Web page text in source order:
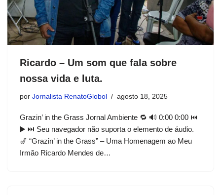
Ricardo – Um som que fala sobre
nossa vida e luta.
por Jornalista RenatoGlobol agosto 18, 2025
Grazin’ in the Grass Jornal Ambiente 🔁 🔊 0:00 0:00 ⏮
▶ ⏭ Seu navegador não suporta o elemento de áudio.
🎷 “Grazin’ in the Grass” – Uma Homenagem ao Meu
Irmão Ricardo Mendes de…